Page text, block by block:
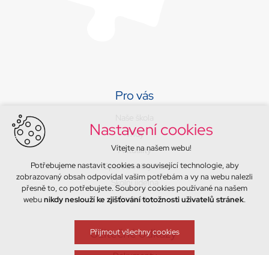
Pro vás
Třídy
Aktuality
Sport a volný čas
Školní jídelna
Kontakty
Užitečné odkazy
Nastavení cookies
Vítejte na našem webu!
Potřebujeme nastavit cookies a související technologie, aby
zobrazovaný obsah odpovídal vašim potřebám a vy na webu nalezli
přesně to, co potřebujete. Soubory cookies používané na našem
webunikdy neslouží ke zjišťování totožnosti uživatelů stránek.
Přijmout všechny cookies